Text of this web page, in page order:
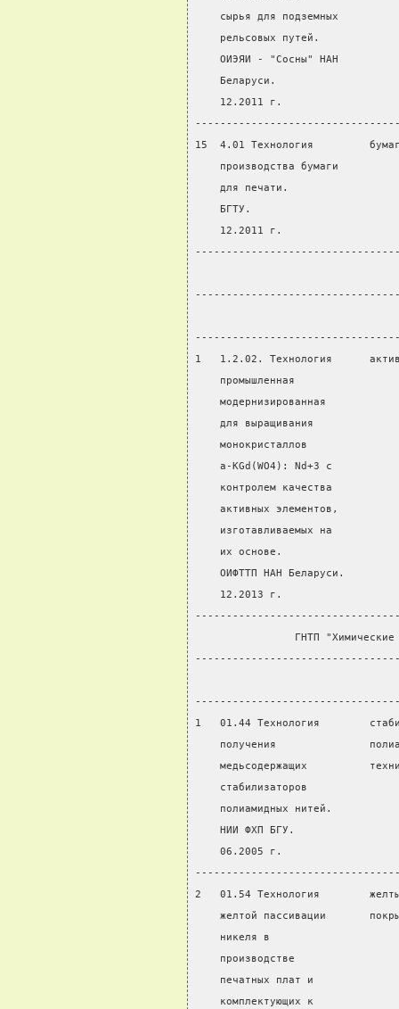
    сырья для подземных
    рельсовых путей.
    ОИЭЯИ - "Сосны" НАН
    Беларуси.
    12.2011 г.
15  4.01 Технология
производства бумаги
    для печати.
    БГТУ.
    12.2011 г.
1   1.2.02. Технология
промышленная
    модернизированная
    для выращивания
    монокристаллов
    а-KGd(WO4): Nd+3 c
    контролем качества
    активных элементов,
    изготавливаемых на
    их основе.
    ОИФТТП НАН Беларуси.
    12.2013 г.
ГНТП
1   01.44 Технология
получения
медьсодержащих
    стабилизаторов
    полиамидных нитей.
    НИИ ФХП БГУ.
    06.2005 г.
2   01.54 Технология
желтой пассивации
    никеля в
    производстве
    печатных плат и
    комплектующих к